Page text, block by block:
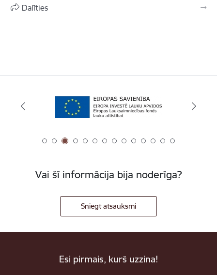
Dalīties
Vai šī informācija bija noderīga?
Sniegt atsauksmi
Esi pirmais, kurš uzzina!